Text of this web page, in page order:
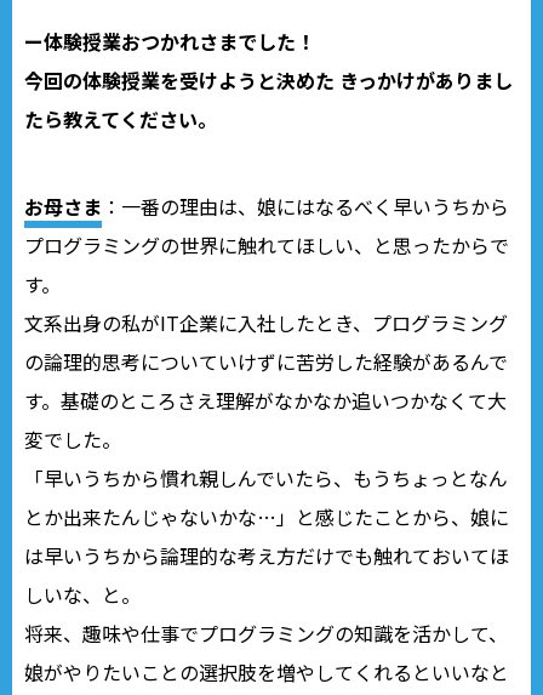
ー体験授業おつかれさまでした！
今回の体験授業を受けようと決めた きっかけがありまし
たら教えてください。
お母さま ：一番の理由は、娘にはなるべく早いうちから
プログラミングの世界に触れてほしい、と思ったからで
す。
文系出身の私がIT企業に入社したとき、プログラミング
の論理的思考についていけずに苦労した経験があるんで
す。基礎のところさえ理解がなかなか追いつかなくて大
変でした。
「早いうちから慣れ親しんでいたら、もうちょっとなん
とか出来たんじゃないかな…」と感じたことから、娘に
は早いうちから論理的な考え方だけでも触れておいてほ
しいな、と。
将来、趣味や仕事でプログラミングの知識を活かして、
娘がやりたいことの選択肢を増やしてくれるといいなと